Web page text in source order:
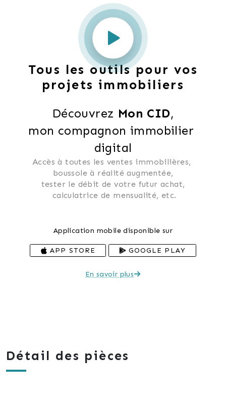
Tous les outils pour vos
projets immobiliers
Découvrez Mon CID,
mon compagnon immobilier
digital
Accès à toutes les ventes immobilières,
boussole à réalité augmentée,
tester le débit de votre futur achat,
calculatrice de mensualité, etc.
Application mobile disponible sur
APP STORE GOOGLE PLAY
En savoir plus
Détail des pièces